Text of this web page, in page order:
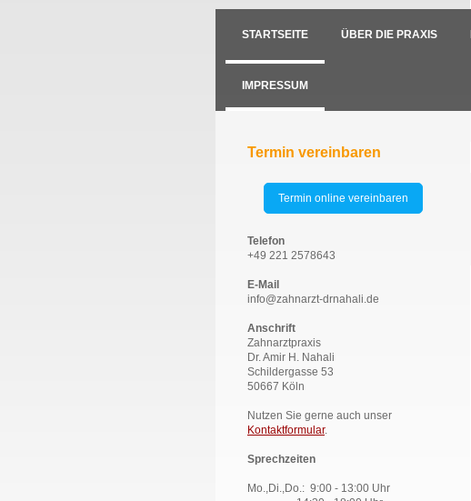
STARTSEITE ÜBER DIE PRAXIS
IMPRESSUM
Termin vereinbaren
Termin online vereinbaren
Telefon
+49 221 2578643
E-Mail
info@zahnarzt-drnahali.de
Anschrift
Zahnarztpraxis
Dr. Amir H. Nahali
Schildergasse 53
50667 Köln
Nutzen Sie gerne auch unser
Kontaktformular.
Sprechzeiten
Mo.,Di.,Do.: 9:00 - 13:00 Uhr